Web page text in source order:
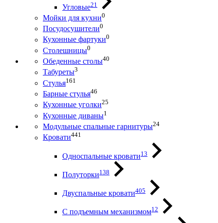
Угловые21
Мойки для кухни0
Посудосушители0
Кухонные фартуки0
Столешницы0
Обеденные столы40
Табуреты3
Стулья161
Барные стулья46
Кухонные уголки25
Кухонные диваны1
Модульные спальные гарнитуры24
Кровати441
Односпальные кровати13
Полуторки138
Двуспальные кровати405
С подъемным механизмом12